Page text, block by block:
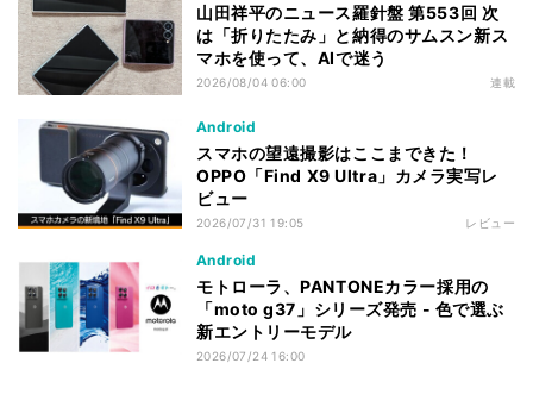
山田祥平のニュース羅針盤 第553回 次
は「折りたたみ」と納得のサムスン新ス
マホを使って、AIで迷う
2026/08/04 06:00 連載
Android
スマホの望遠撮影はここまできた！
OPPO「Find X9 Ultra」カメラ実写レ
ビュー
2026/07/31 19:05 レビュー
Android
モトローラ、PANTONEカラー採用の
「moto g37」シリーズ発売 - 色で選ぶ
新エントリーモデル
2026/07/24 16:00